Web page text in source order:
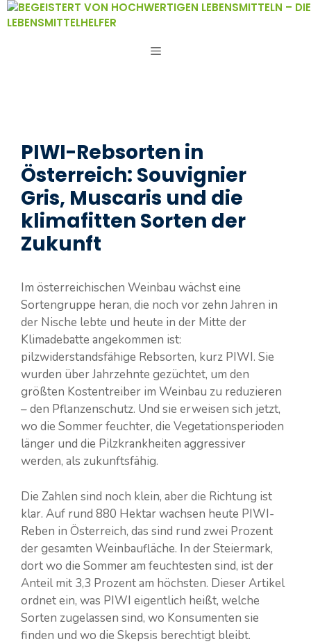
Zum
Inhalt
MENÜ
PIWI-Rebsorten in
Österreich: Souvignier
Gris, Muscaris und die
klimafitten Sorten der
Zukunft
Im österreichischen Weinbau wächst eine
Sortengruppe heran, die noch vor zehn Jahren in
der Nische lebte und heute in der Mitte der
Klimadebatte angekommen ist:
pilzwiderstandsfähige Rebsorten, kurz PIWI. Sie
wurden über Jahrzehnte gezüchtet, um den
größten Kostentreiber im Weinbau zu reduzieren
– den Pflanzenschutz. Und sie erweisen sich jetzt,
wo die Sommer feuchter, die Vegetationsperioden
länger und die Pilzkrankheiten aggressiver
werden, als zukunftsfähig.
Die Zahlen sind noch klein, aber die Richtung ist
klar. Auf rund 880 Hektar wachsen heute PIWI-
Reben in Österreich, das sind rund zwei Prozent
der gesamten Weinbaufläche. In der Steiermark,
dort wo die Sommer am feuchtesten sind, ist der
Anteil mit 3,3 Prozent am höchsten. Dieser Artikel
ordnet ein, was PIWI eigentlich heißt, welche
Sorten zugelassen sind, wo Konsumenten sie
finden und wo die Skepsis berechtigt bleibt.